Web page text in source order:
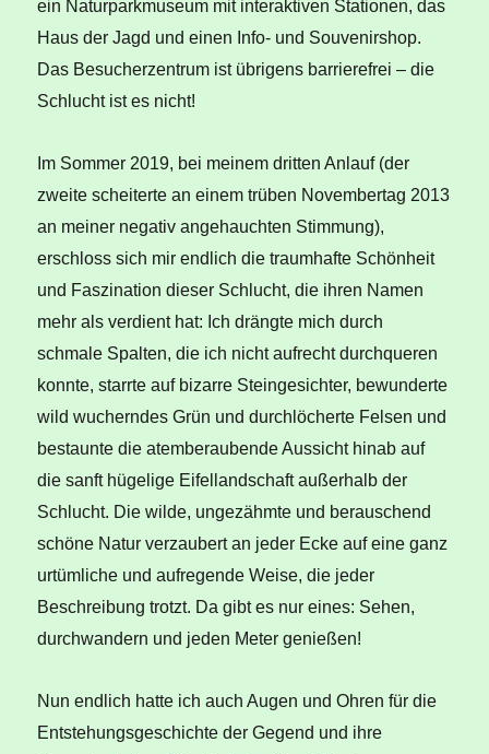
ein Naturparkmuseum mit interaktiven Stationen, das
Haus der Jagd und einen Info- und Souvenirshop.
Das Besucherzentrum ist übrigens barrierefrei – die
Schlucht ist es nicht!
Im Sommer 2019, bei meinem dritten Anlauf (der
zweite scheiterte an einem trüben Novembertag 2013
an meiner negativ angehauchten Stimmung),
erschloss sich mir endlich die traumhafte Schönheit
und Faszination dieser Schlucht, die ihren Namen
mehr als verdient hat: Ich drängte mich durch
schmale Spalten, die ich nicht aufrecht durchqueren
konnte, starrte auf bizarre Steingesichter, bewunderte
wild wucherndes Grün und durchlöcherte Felsen und
bestaunte die atemberaubende Aussicht hinab auf
die sanft hügelige Eifellandschaft außerhalb der
Schlucht. Die wilde, ungezähmte und berauschend
schöne Natur verzaubert an jeder Ecke auf eine ganz
urtümliche und aufregende Weise, die jeder
Beschreibung trotzt. Da gibt es nur eines: Sehen,
durchwandern und jeden Meter genießen!
Nun endlich hatte ich auch Augen und Ohren für die
Entstehungsgeschichte der Gegend und ihre